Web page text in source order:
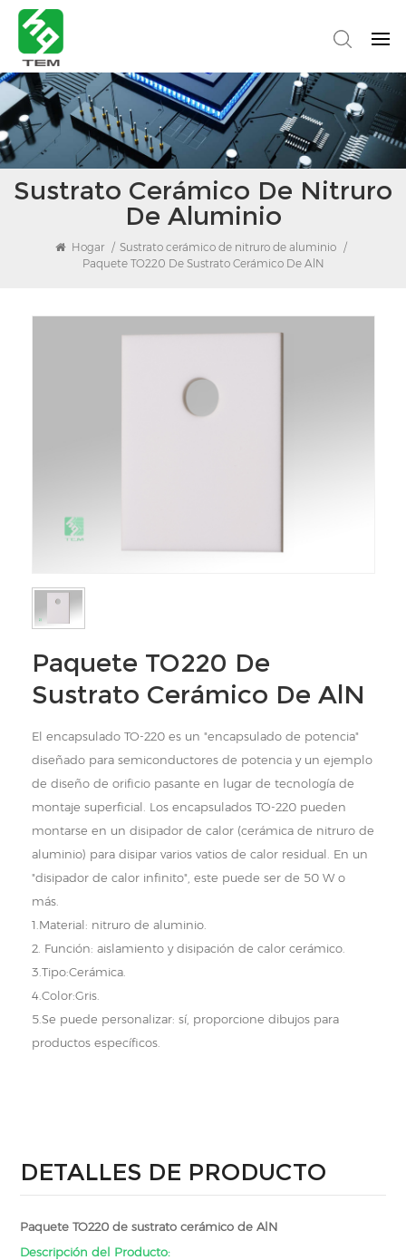
Sustrato Cerámico De Nitruro
De Aluminio
Hogar / Sustrato cerámico de nitruro de aluminio
/
Paquete TO220 De Sustrato Cerámico De AlN
Paquete TO220 De
Sustrato Cerámico De AlN
El encapsulado TO-220 es un "encapsulado de potencia"
diseñado para semiconductores de potencia y un ejemplo
de diseño de orificio pasante en lugar de tecnología de
montaje superficial. Los encapsulados TO-220 pueden
montarse en un disipador de calor (cerámica de nitruro de
aluminio) para disipar varios vatios de calor residual. En un
"disipador de calor infinito", este puede ser de 50 W o
más.
1.Material: nitruro de aluminio.
2. Función: aislamiento y disipación de calor cerámico.
3.Tipo:Cerámica.
4.Color:Gris.
5.Se puede personalizar: sí, proporcione dibujos para
productos específicos.
DETALLES DE PRODUCTO
Paquete TO220 de sustrato cerámico de AlN
Descripción del Producto: